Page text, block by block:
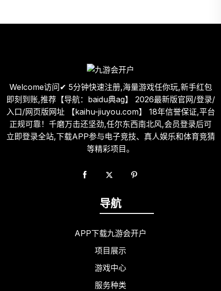
Welcome访问✔ 5分钟快速注册,海量游戏任你玩,新手红包
即刻到账,推荐【导航：baidu典ag】 2026最新版官网/登录/
入口/网页版网址 【kaihu-jiuyou.com】 18年信誉保证,平台
正规可靠！千磨万击还坚劲,任尔东西南北风,会员登录后可
立即登录全站,下载APP参与电子竞技、真人娱乐和体育竞猜
等精彩项目。
导航
APP下载九游会开户
项目展示
游戏中心
服务种类